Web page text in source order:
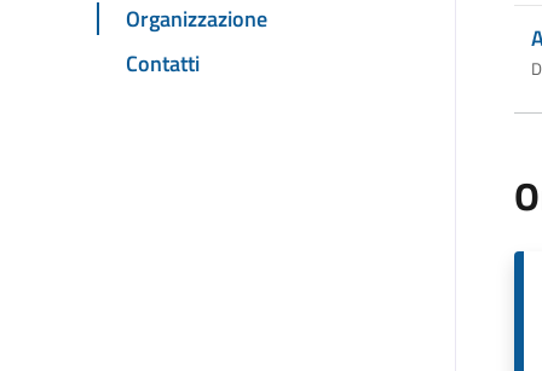
Organizzazione
Contatti